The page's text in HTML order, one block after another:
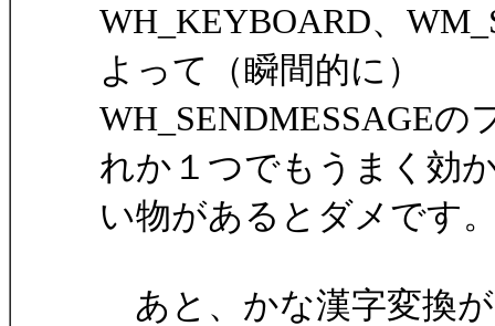
WH_KEYBOARD、
よって（瞬間的に）
WH_SENDMESSAGE
れか１つでもうまく効
い物があるとダメです
あと、かな漢字変換